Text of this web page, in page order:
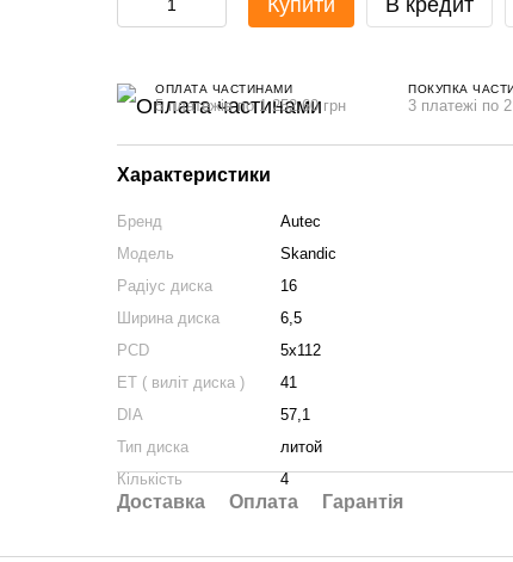
Купити В кредит
ОПЛАТА ЧАСТИНАМИ
5 платежів по 1 252.60 грн
ПОКУПКА
3 платежі по
Характеристики
Бренд
Autec
Модель
Skandic
Радіус диска
16
Ширина диска
6,5
PCD
5x112
ET ( виліт диска )
41
DIA
57,1
Тип диска
литой
Кількість
4
Доставка Оплата Гарантія